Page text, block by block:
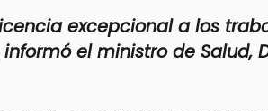
excepcional a los
el ministro de Salud,